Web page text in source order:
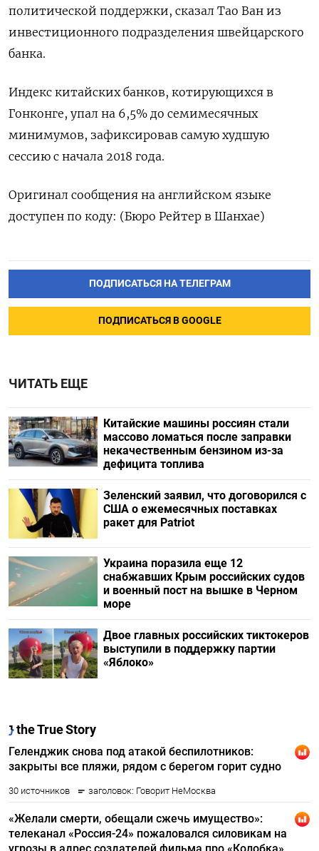
политической поддержки, сказал Тао Ван из
инвестиционного подразделения швейцарского
банка.
Индекс китайских банков, котирующихся в
Гонконге, упал на 6,5% до семимесячных
минимумов, зафиксировав самую худшую
сессию с начала 2018 года.
Оригинал сообщения на английском языке
доступен по коду: (Бюро Рейтер в Шанхае)
ПОДПИСАТЬСЯ НА ТЕЛЕГРАМ
ПОДПИСАТЬСЯ В GOOGLE
ЧИТАТЬ ЕЩЕ
Китайские машины россиян стали
массово ломаться после заправки
некачественным бензином из-за
дефицита топлива
Зеленский заявил, что договорился с
США о ежемесячных поставках
ракет для Patriot
Украина поразила еще 12
снабжавших Крым российских судов
и военный пост на вышке в Черном
море
Двое главных российских тиктокеров
выступили в поддержку партии
«Яблоко»